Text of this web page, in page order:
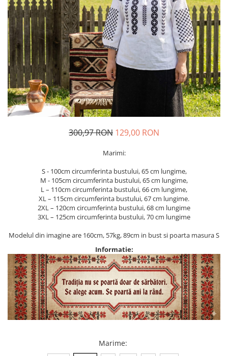
Tricouri
Treninguri
Ii traditionale
Rochii traditionale
Rochii Elegante
Costume populare
Fote & Catrinte
Jucarii
300,97 RON 129,00 RON
Marimi:
S - 100cm circumferinta bustului, 65 cm lungime,
M - 105cm circumferinta bustului, 65 cm lungime,
L – 110cm circumferinta bustului, 66 cm lungime,
XL – 115cm circumferinta bustului, 67 cm lungime.
2XL – 120cm circumferinta bustului, 68 cm lungime
3XL – 125cm circumferinta bustului, 70 cm lungime
Modelul din imagine are 160cm, 57kg, 89cm in bust si poarta masura S
Informatie:
Marime: